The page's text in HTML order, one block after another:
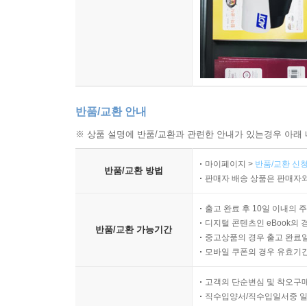
반품/교환 안내
※ 상품 설명에 반품/교환과 관련한 안내가 있는경우 아
반품/교환 방법
마이페이지 > 반품/교환 신
판매자 배송 상품은 판매자
반품/교환 가능기간
출고 완료 후 10일 이내의
디지털 콘텐츠인 eBook의
중고상품의 경우 출고 완료
모바일 쿠폰의 경우 유효기
고객의 단순변심 및 착오구
직수입양서/직수입일서중